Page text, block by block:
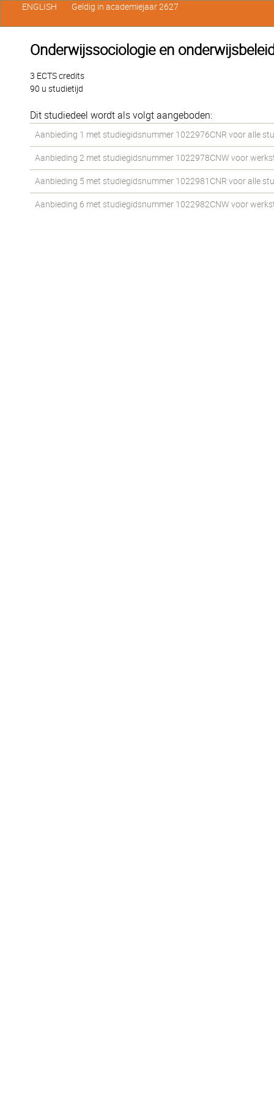
Onderwijssociologie en
3 ECTS credits
90 u studietijd
Dit studiedeel wordt als volgt aangeboden:
Aanbieding 1 met studiegidsnummer 1022976CNR voor alle
Aanbieding 2 met studiegidsnummer 1022978CNW voor
Aanbieding 5 met studiegidsnummer 1022981CNR voor alle
Aanbieding 6 met studiegidsnummer 1022982CNW voor
ENGLISH Geldig in academiejaar 2627